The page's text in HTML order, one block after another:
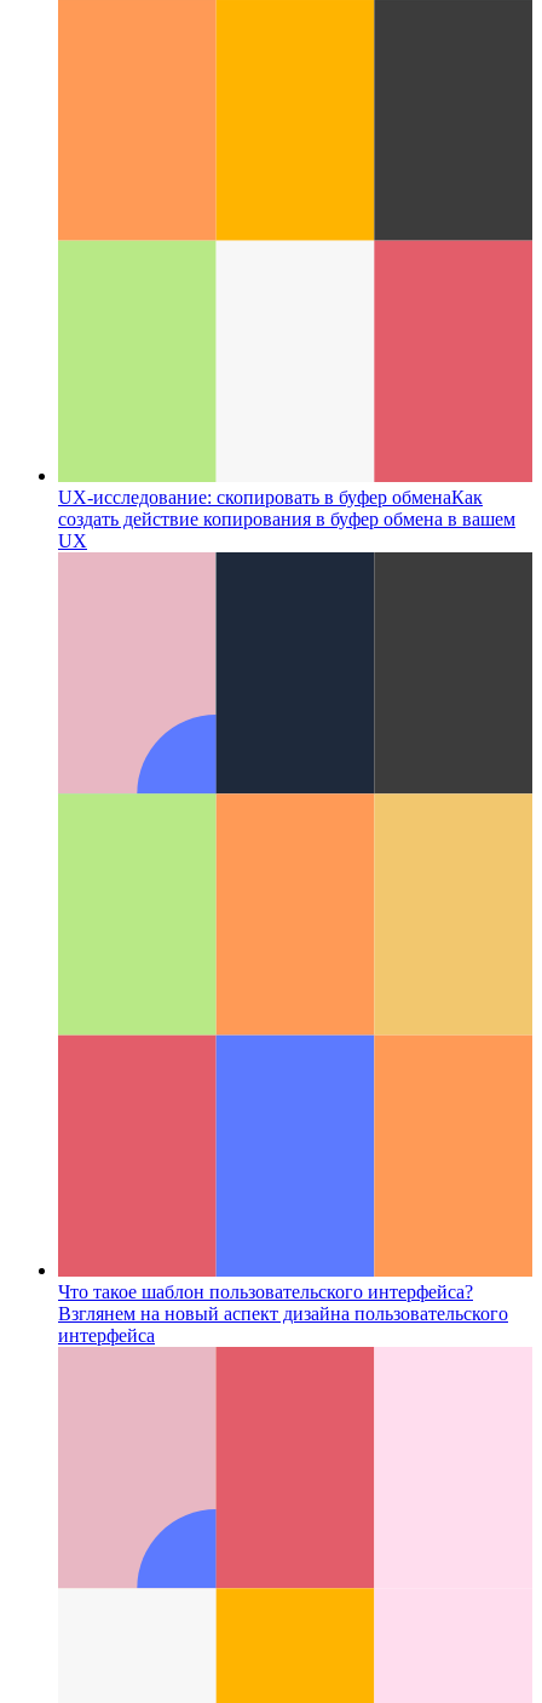
создать действие копирования в буфер обмена в вашем
Что такое шаблон пользовательского интерфейса?
Взглянем на новый аспект дизайна пользовательского
интерфейса